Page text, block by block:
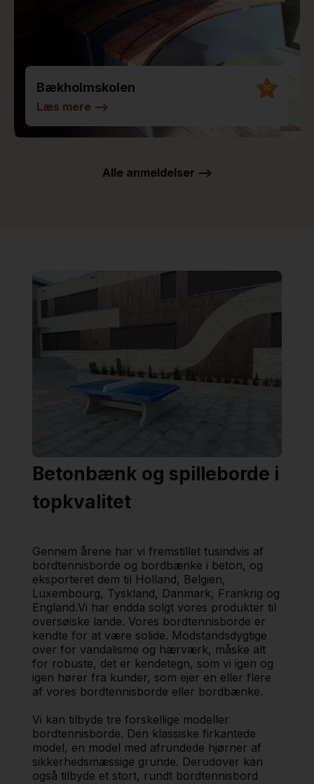
Bækholmskolen 10
Læs mere -->
Alle anmeldelser -->
Betonbænk og spilleborde i
topkvalitet
Gennem årene har vi fremstillet tusindvis af
bordtennisborde og bordbænke i beton, og
eksporteret dem til Holland, Belgien,
Luxembourg, Tyskland, Danmark, Frankrig og
England.Vi har endda solgt vores produkter til
oversøiske lande. Vores bordtennisborde er
kendte for at være solide. Modstandsdygtige
over for vandalisme og hærværk, måske alt
for robuste, det er kendetegn, som vi igen og
igen hører fra kunder, som ejer en eller flere
af vores bordtennisborde eller bordbænke.
Vi kan tilbyde tre forskellige modeller
bordtennisborde. Den klassiske firkantede
model, en model med afrundede hjørner af
sikkerhedsmæssige grunde. Derudover kan
også tilbyde et stort, rundt bordtennisbord